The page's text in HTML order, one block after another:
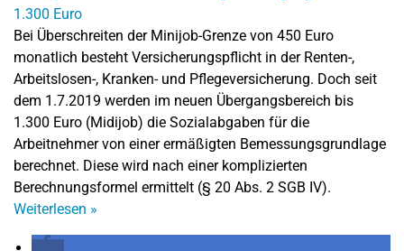
Bei Überschreiten der Minijob-Grenze von 450 Euro
monatlich besteht Versicherungspflicht in der Renten-,
Arbeitslosen-, Kranken- und Pflegeversicherung. Doch seit
dem 1.7.2019 werden im neuen Übergangsbereich bis
1.300 Euro (Midijob) die Sozialabgaben für die
Arbeitnehmer von einer ermäßigten Bemessungsgrundlage
berechnet. Diese wird nach einer komplizierten
Berechnungsformel ermittelt (§ 20 Abs. 2 SGB IV).
Weiterlesen »